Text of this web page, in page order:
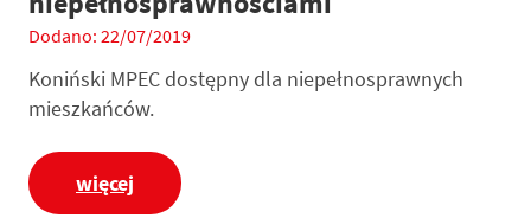
Dodano: 22/07/2019
Koniński MPEC dostępny dla niepełnosprawnych
mieszkańców.
więcej